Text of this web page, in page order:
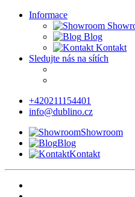
Informace
Blog
Kontakt
Sledujte nás na sítích
+420211154401
info@dublino.cz
Showroom
Blog
Kontakt